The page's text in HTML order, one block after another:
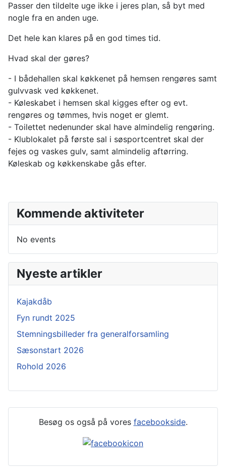
Besøg os også på vores facebookside.
Passer den tildelte uge ikke i jeres plan, så byt med
nogle fra en anden uge.
Det hele kan klares på en god times tid.
Hvad skal der gøres?
- I bådehallen skal køkkenet på hemsen rengøres samt
gulvvask ved køkkenet.
- Køleskabet i hemsen skal kigges efter og evt.
rengøres og tømmes, hvis noget er glemt.
- Toilettet nedenunder skal have almindelig rengøring.
- Klublokalet på første sal i søsportcentret skal der
fejes og vaskes gulv, samt almindelig aftørring.
Køleskab og køkkenskabe gås efter.
Kommende aktiviteter
No events
Nyeste artikler
Kajakdåb
Fyn rundt 2025
Stemningsbilleder fra generalforsamling
Sæsonstart 2026
Rohold 2026